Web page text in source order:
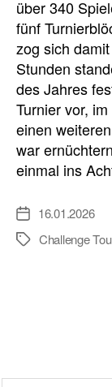
über 340
fünf
zog sich
Stunden
des Jahres
Turnier vor,
einen
war
einmal ins
16.01.2026
Schlagwörter
Challenge